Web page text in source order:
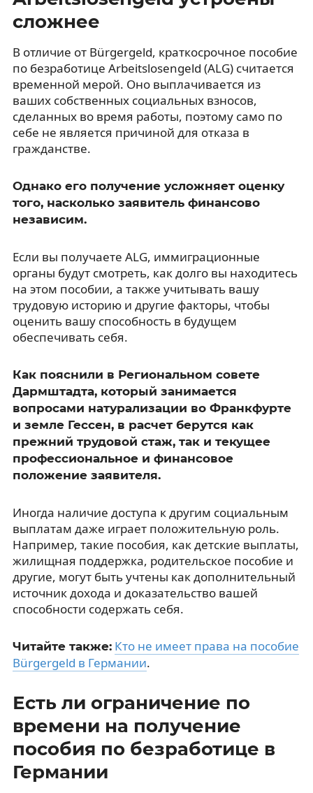
сложнее
В отличие от Bürgergeld, краткосрочное пособие
по безработице Arbeitslosengeld (ALG) считается
временной мерой. Оно выплачивается из
ваших собственных социальных взносов,
сделанных во время работы, поэтому само по
себе не является причиной для отказа в
гражданстве.
Однако его получение усложняет оценку
того, насколько заявитель финансово
независим.
Если вы получаете ALG, иммиграционные
органы будут смотреть, как долго вы находитесь
на этом пособии, а также учитывать вашу
трудовую историю и другие факторы, чтобы
оценить вашу способность в будущем
обеспечивать себя.
Как пояснили в Региональном совете
Дармштадта, который занимается
вопросами натурализации во Франкфурте
и земле Гессен, в расчет берутся как
прежний трудовой стаж, так и текущее
профессиональное и финансовое
положение заявителя.
Иногда наличие доступа к другим социальным
выплатам даже играет положительную роль.
Например, такие пособия, как детские выплаты,
жилищная поддержка, родительское пособие и
другие, могут быть учтены как дополнительный
источник дохода и доказательство вашей
способности содержать себя.
Читайте также: Кто не имеет права на пособие
Bürgergeld в Германии.
Есть ли ограничение по
времени на получение
пособия по безработице в
Германии